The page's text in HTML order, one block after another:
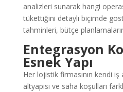
analizleri sunarak hangi
tükettiğini detaylı biçimde
tahminleri, bütçe
Entegrasyon
Esnek Yapı
Her lojistik firmasının kendi iş
altyapısı ve saha koşulları